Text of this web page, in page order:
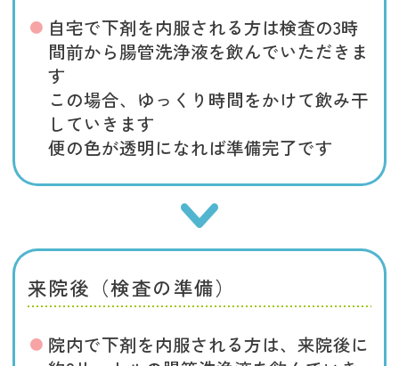
自宅で下剤を内服される方は検査の3時
間前から腸管洗浄液を飲んでいただきま
す
この場合、ゆっくり時間をかけて飲み干
していきます
便の色が透明になれば準備完了です
来院後（検査の準備）
院内で下剤を内服される方は、来院後に